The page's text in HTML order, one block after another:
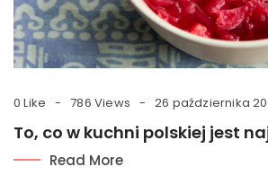
0 Like 786 Views 26 października
To, co w kuchni polskiej jest
Read More